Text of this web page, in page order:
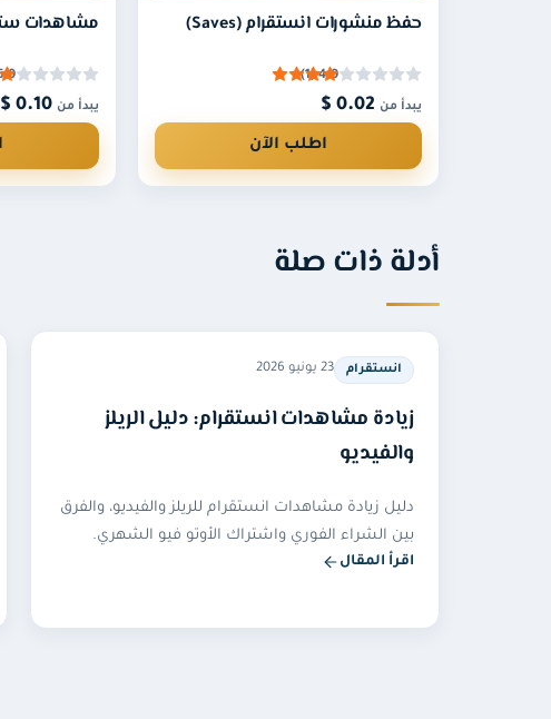
حفظ منشورات انستقرام (Saves)
4.0 (1)
يبدأ من
اطلب الآن
مشاهدات
(2)
يبدأ من 0.10 $
أدلة ذات صلة
انستقرام 23 يونيو 2026
زيادة مشاهدات انستقرام: دليل الريلز
والفيديو
دليل زيادة مشاهدات انستقرام للريلز والفيديو، والفرق
بين الشراء الفوري واشتراك الأوتو فيو الشهري.
اقرأ المقال
— زيادة مشاهدات انستقرام: دليل الريلز والفيديو